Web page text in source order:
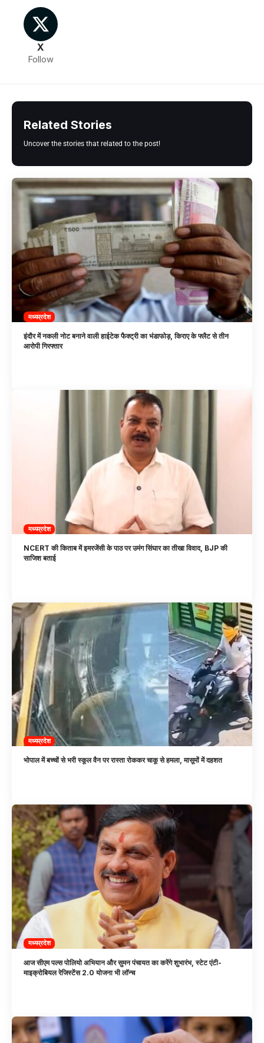
X
Follow
Related Stories
Uncover the stories that related to the post!
मध्यप्रदेश
इंदौर में नकली नोट बनाने वाली हाईटेक फैक्ट्री का भंडाफोड़, किराए के फ्लैट से तीन
आरोपी गिरफ्तार
मध्यप्रदेश
NCERT की किताब में इमरजेंसी के पाठ पर उमंग सिंघार का तीखा विवाद, BJP की
साजिश बताई
मध्यप्रदेश
भोपाल में बच्चों से भरी स्कूल वैन पर रास्ता रोककर चाकू से हमला, मासूमों में दहशत
मध्यप्रदेश
आज सीएम पल्स पोलियो अभियान और सुमन पंचायत का करेंगे शुभारंभ, स्टेट एंटी-
माइक्रोबियल रेजिस्टेंस 2.0 योजना भी लॉन्च